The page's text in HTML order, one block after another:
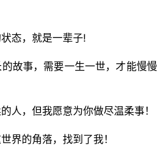
态，就是一辈子!
故事，需要一生一世，才能慢慢
人，但我愿意为你做尽温柔事！
界的角落，找到了我！